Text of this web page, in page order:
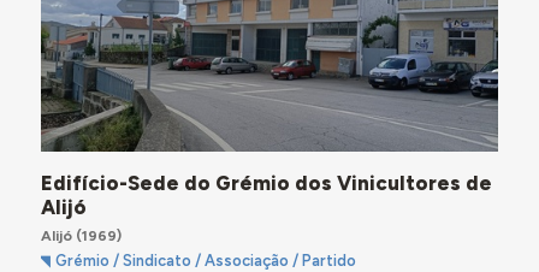
Edifício-Sede do Grémio dos Vinicultores de
Alijó
Alijó(1969)
Grémio / Sindicato / Associação / Partido